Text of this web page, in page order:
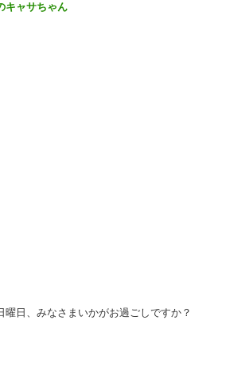
キャサちゃん
曜日、みなさまいかがお過ごしですか？